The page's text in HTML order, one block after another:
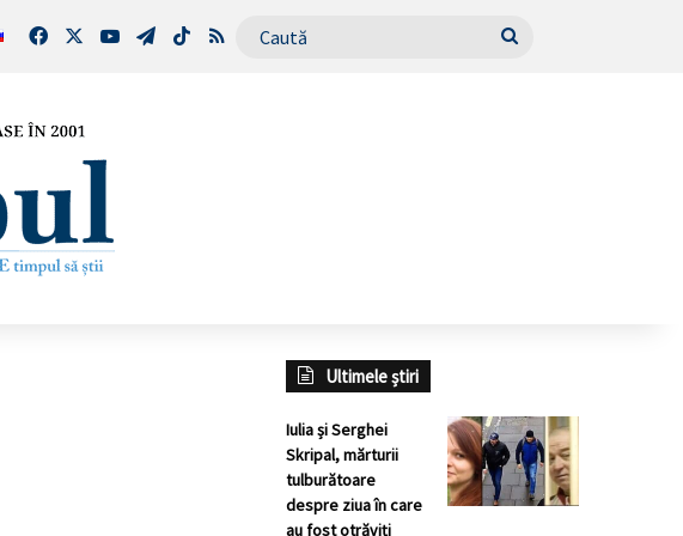
FacebookYouTubeTelegram
TikTokRSS Caută
Ultimele știri
Iulia și Serghei
Skripal, mărturii
tulburătoare
despre ziua în care
au fost otrăviți